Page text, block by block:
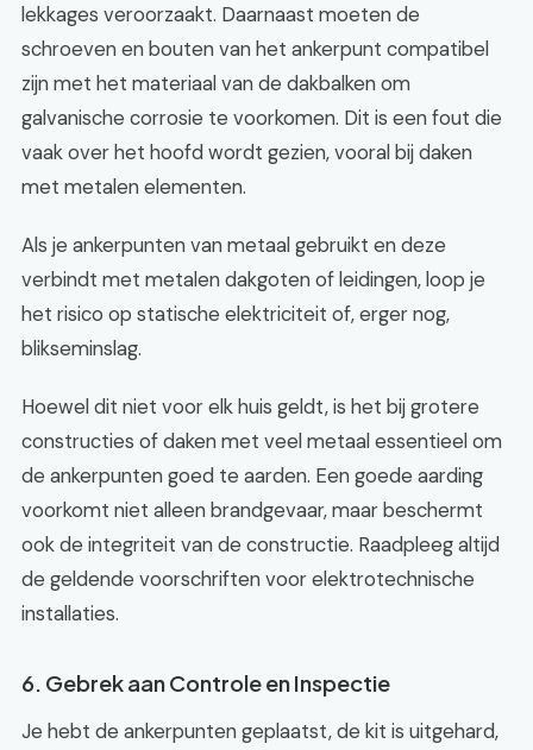
lekkages veroorzaakt. Daarnaast moeten de
schroeven en bouten van het ankerpunt compatibel
zijn met het materiaal van de dakbalken om
galvanische corrosie te voorkomen. Dit is een fout die
vaak over het hoofd wordt gezien, vooral bij daken
met metalen elementen.
Als je ankerpunten van metaal gebruikt en deze
verbindt met metalen dakgoten of leidingen, loop je
het risico op statische elektriciteit of, erger nog,
blikseminslag.
Hoewel dit niet voor elk huis geldt, is het bij grotere
constructies of daken met veel metaal essentieel om
de ankerpunten goed te aarden. Een goede aarding
voorkomt niet alleen brandgevaar, maar beschermt
ook de integriteit van de constructie. Raadpleeg altijd
de geldende voorschriften voor elektrotechnische
installaties.
6. Gebrek aan Controle en Inspectie
Je hebt de ankerpunten geplaatst, de kit is uitgehard,